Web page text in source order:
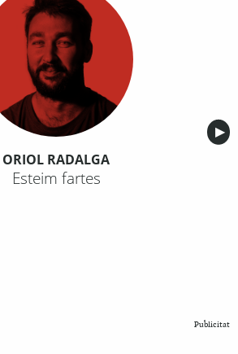
▶︎
ORIOL RADALGA
Esteim fartes
Publicitat